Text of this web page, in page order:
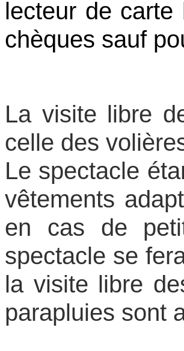
lecteur de
chèques sauf
La visite libre
celle des
Le spectacle
vêtements
en cas de
spectacle se
la visite libre
parapluies sont